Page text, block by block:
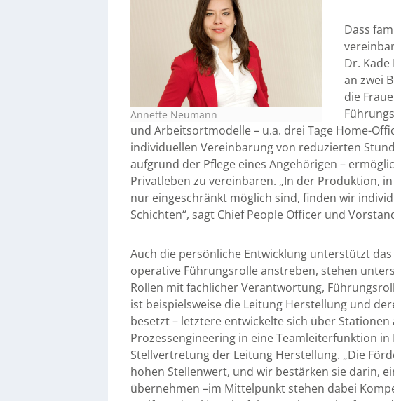
Annette Neumann
Dass
Dr.
an zwei
die
und Arbeitsortmodelle – u.a. drei Tage Home-
individuellen Vereinbarung von reduzierten
aufgrund der Pflege eines Angehörigen –
Privatleben zu vereinbaren. „In der Produktion,
nur eingeschränkt möglich sind, finden wir
Schichten“, sagt Chief People Officer und
Auch die persönliche Entwicklung unterstützt
operative Führungsrolle anstreben, stehen
Rollen mit fachlicher Verantwortung,
ist beispielsweise die Leitung Herstellung und
besetzt – letztere entwickelte sich über
Prozessengineering in eine Teamleiterfunktion
Stellvertretung der Leitung Herstellung. „Die
hohen Stellenwert, und wir bestärken sie darin,
übernehmen –im Mittelpunkt stehen dabei